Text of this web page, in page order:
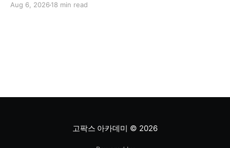
는지, 저평가됐는지를 판단하는 과정입니다. 하나의 지표
Aug 6, 2026 18 min read
고팍스 아카데미 © 2026